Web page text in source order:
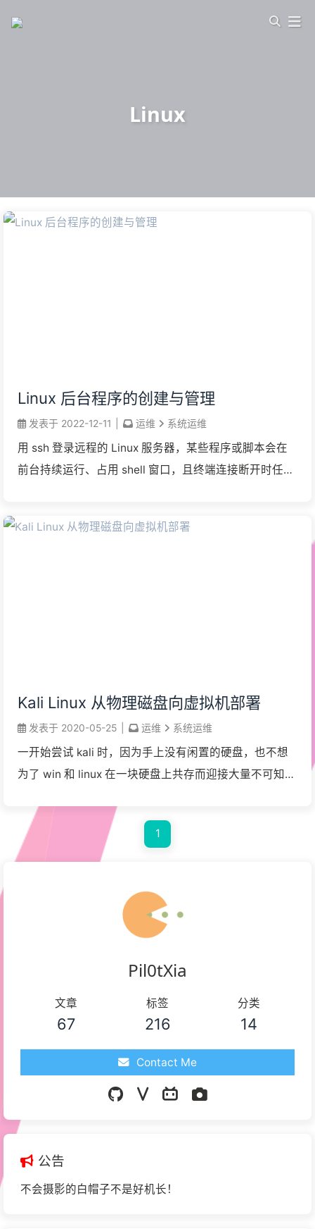
Linux
Linux 后台程序的创建与管理
发表于 2022-12-11 运维 系统运维
用 ssh 登录远程的 Linux 服务器，某些程序或脚本会在
前台持续运行、占用 shell 窗口，且终端连接断开时任务
Kali Linux 从物理磁盘向虚拟机部署
发表于 2020-05-25 运维 系统运维
一开始尝试 kali 时，因为手上没有闲置的硬盘，也不想
为了 win 和 linux 在一块硬盘上共存而迎接大量不可知的
盘。 livecd 方 ...
1
Pil0tXia
文章
67
标签
216
分类
14
Contact Me
公告
不会摄影的白帽子不是好机长！